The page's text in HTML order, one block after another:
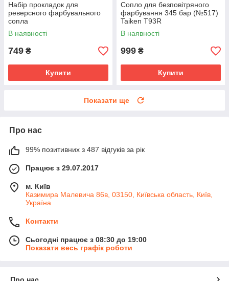
Набір прокладок для
реверсного фарбувального
сопла
В наявності
749 ₴
Купити
Сопло для безповітряного
фарбування 345 бар (№517)
Taiken T93R
В наявності
999 ₴
Купити
Показати ще
Про нас
99% позитивних з 487 відгуків за рік
Працює з 29.07.2017
м. Київ
Казимира Малевича 86в, 03150, Київська область, Київ,
Україна
Контакти
Сьогодні працює з 08:30 до 19:00
Показати весь графік роботи